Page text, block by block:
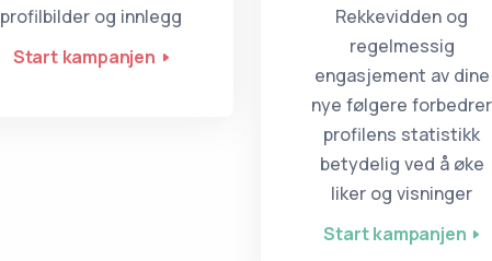
profilbilder og innlegg
Start kampanjen
Rekkevidden og
regelmessig
engasjement av dine
nye følgere forbedrer
profilens statistikk
betydelig ved å øke
liker og visninger
Start kampanjen